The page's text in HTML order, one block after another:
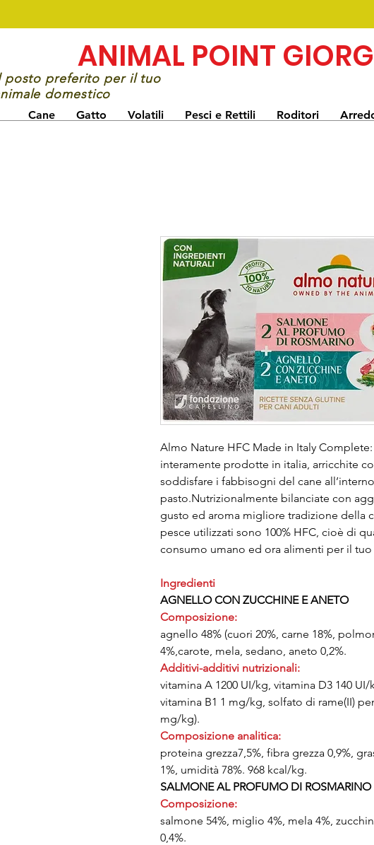
Cane Gatto Volatili Pesci e Rettili Roditori
ANIMAL POINT
posto preferito per il tuo
domestico
Almo Nature HFC Made in Italy
interamente prodotte in italia, arricchite
soddisfare i fabbisogni del cane
pasto.Nutrizionalmente bilanciate con
gusto ed aroma migliore tradizione della
pesce utilizzati sono 100% HFC, cioè di
consumo umano ed ora alimenti per il tuo
Ingredienti
AGNELLO CON ZUCCHINE E ANETO
Composizione:
agnello 48% (cuori 20%, carne 18%,
4%,carote, mela, sedano, aneto 0,2%.
Additivi-additivi nutrizionali:
vitamina A 1200 UI/kg, vitamina D3 140
vitamina B1 1 mg/kg, solfato di rame(II)
mg/kg).
Composizione analitica:
proteina grezza7,5%, fibra grezza 0,9%,
1%, umidità 78%. 968 kcal/kg.
SALMONE AL PROFUMO DI ROSMARINO
Composizione:
salmone 54%, miglio 4%, mela 4%,
0,4%.